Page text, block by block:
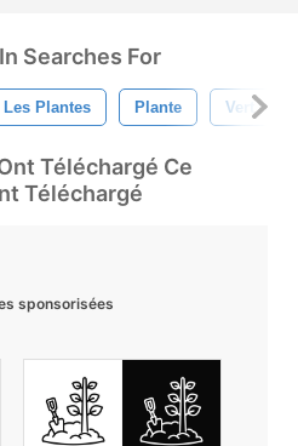
Searches For
Les Plantes Plante Vert
Téléchargé Ce
Téléchargé
sponsorisées